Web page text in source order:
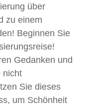
über
zu einem
Beginnen Sie
Gedanken und
nicht
Sie dieses
um Schönheit